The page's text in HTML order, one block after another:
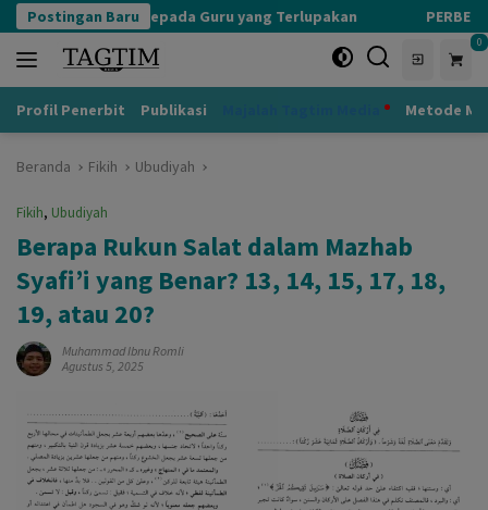
Langsung
ke
konten
Postingan Baru
Adab kepada Guru yang Terlupakan PERBEDAAN
0
Profil Penerbit Publikasi Metode
Beranda Fikih Ubudiyah
Fikih, Ubudiyah
Berapa Rukun Salat dalam Mazhab
Syafi’i yang Benar? 13, 14, 15, 17, 18,
19, atau 20?
Muhammad Ibnu Romli
Agustus 5, 2025